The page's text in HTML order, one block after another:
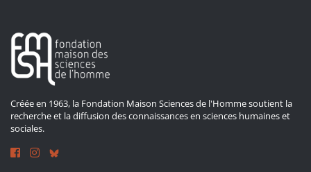
Créée en 1963, la Fondation Maison Sciences de l'Homme soutient la
recherche et la diffusion des connaissances en sciences humaines et
sociales.